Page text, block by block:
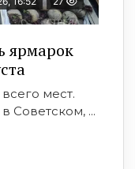
ярмарок
мест.
Советском, ...